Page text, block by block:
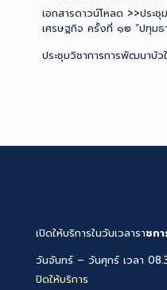
เอกสารดาวน์โหลด >>ประ
เศรษฐกิจ ครั้งที่ ๑๒ “ปทุมธ
ประชุมวิชาการการพัฒนาบัว
เปิดให้บริการในวันเวลาราชกา
วันจันทร์ – วันศุกร์ เวลา
ปิดให้บริการ